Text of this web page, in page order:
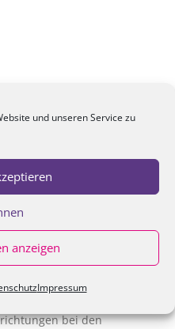
und unseren Service zu
anzeigen
Impressum
2026
Landrätin
bei den